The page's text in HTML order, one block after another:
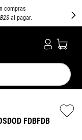
compras
al pagar.
FDBFDB